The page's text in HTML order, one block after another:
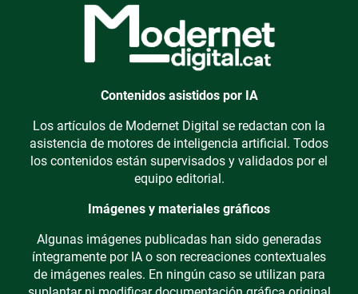
Contenidos asistidos por IA
Los artículos de Modernet Digital se redactan con la
asistencia de motores de inteligencia artificial. Todos
los contenidos están supervisados y validados por el
equipo editorial.
Imágenes y materiales gráficos
Algunas imágenes publicadas han sido generadas
íntegramente por IA o son recreaciones contextuales
de imágenes reales. En ningún caso se utilizan para